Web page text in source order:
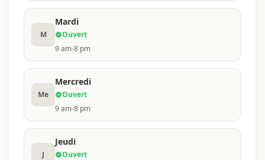
M
Mardi
Ouvert
9 am-8 pm
Me
Mercredi
Ouvert
9 am-8 pm
J
Jeudi
Ouvert